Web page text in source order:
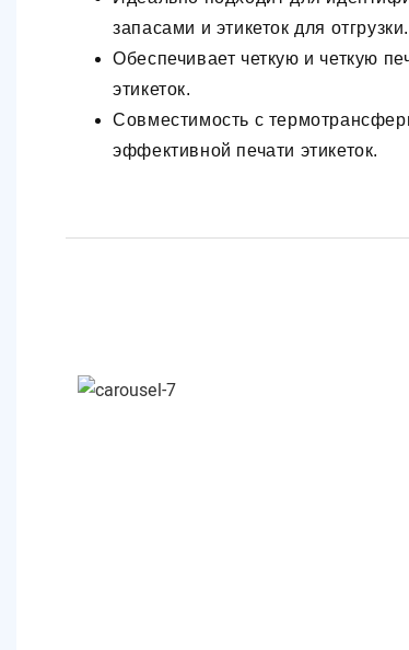
запасами и этикеток для отгрузки.
Обеспечивает четкую и четкую
этикеток.
Совместимость с
эффективной печати этикеток.